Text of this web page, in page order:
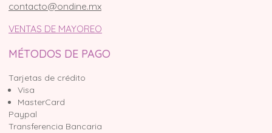
contacto@ondine.mx
VENTAS DE MAYOREO
MÉTODOS DE PAGO
Tarjetas de crédito
Visa
MasterCard
Paypal
Transferencia Bancaria